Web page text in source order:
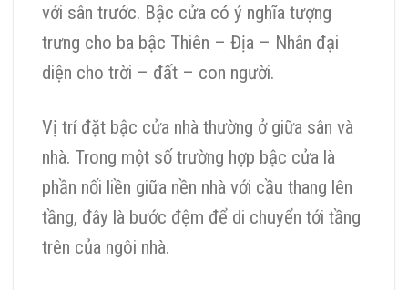
với sân trước. Bậc cửa có ý nghĩa tượng
trưng cho ba bậc Thiên – Địa – Nhân đại
diện cho trời – đất – con người.
Vị trí đặt bậc cửa nhà thường ở giữa sân và
nhà. Trong một số trường hợp bậc cửa là
phần nối liền giữa nền nhà với cầu thang lên
tầng, đây là bước đệm để di chuyển tới tầng
trên của ngôi nhà.